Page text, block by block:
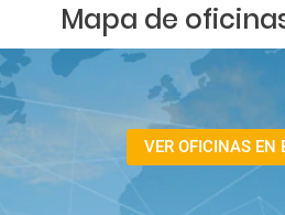
Mapa de
VER OFICINAS EN